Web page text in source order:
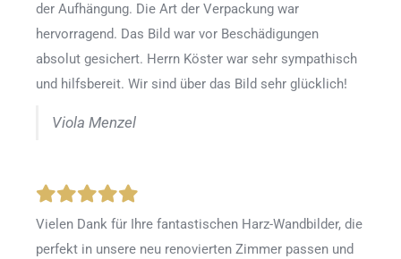
der Aufhängung. Die Art der Verpackung war
hervorragend. Das Bild war vor Beschädigungen
absolut gesichert. Herrn Köster war sehr sympathisch
und hilfsbereit. Wir sind über das Bild sehr glücklich!
Viola Menzel
Vielen Dank für Ihre fantastischen Harz-Wandbilder, die
perfekt in unsere neu renovierten Zimmer passen und